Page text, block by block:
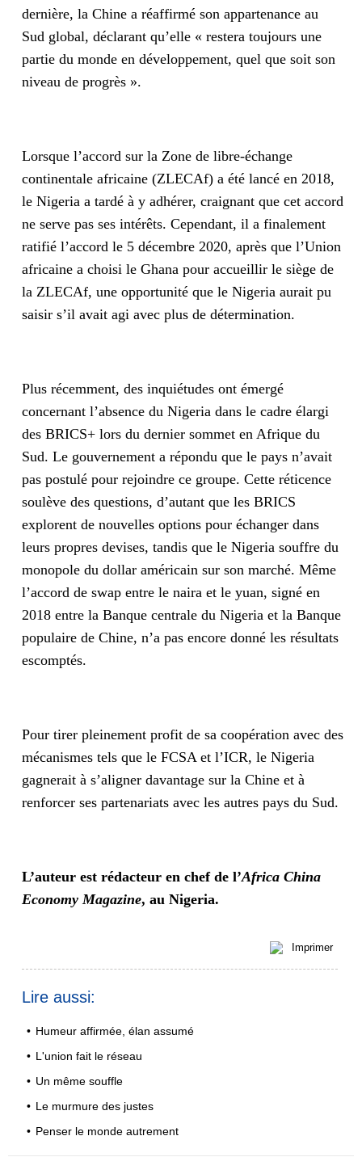
dernière, la Chine a réaffirmé son appartenance au
Sud global, déclarant qu’elle « restera toujours une
partie du monde en développement, quel que soit son
niveau de progrès ».
Lorsque l’accord sur la Zone de libre-échange
continentale africaine (ZLECAf) a été lancé en 2018,
le Nigeria a tardé à y adhérer, craignant que cet accord
ne serve pas ses intérêts. Cependant, il a finalement
ratifié l’accord le 5 décembre 2020, après que l’Union
africaine a choisi le Ghana pour accueillir le siège de
la ZLECAf, une opportunité que le Nigeria aurait pu
saisir s’il avait agi avec plus de détermination.
Plus récemment, des inquiétudes ont émergé
concernant l’absence du Nigeria dans le cadre élargi
des BRICS+ lors du dernier sommet en Afrique du
Sud. Le gouvernement a répondu que le pays n’avait
pas postulé pour rejoindre ce groupe. Cette réticence
soulève des questions, d’autant que les BRICS
explorent de nouvelles options pour échanger dans
leurs propres devises, tandis que le Nigeria souffre du
monopole du dollar américain sur son marché. Même
l’accord de swap entre le naira et le yuan, signé en
2018 entre la Banque centrale du Nigeria et la Banque
populaire de Chine, n’a pas encore donné les résultats
escomptés.
Pour tirer pleinement profit de sa coopération avec des
mécanismes tels que le FCSA et l’ICR, le Nigeria
gagnerait à s’aligner davantage sur la Chine et à
renforcer ses partenariats avec les autres pays du Sud.
L’auteur est rédacteur en chef de l’Africa China
Economy Magazine, au Nigeria.
Imprimer
Lire aussi:
• Humeur affirmée, élan assumé
• L'union fait le réseau
• Un même souffle
• Le murmure des justes
• Penser le monde autrement